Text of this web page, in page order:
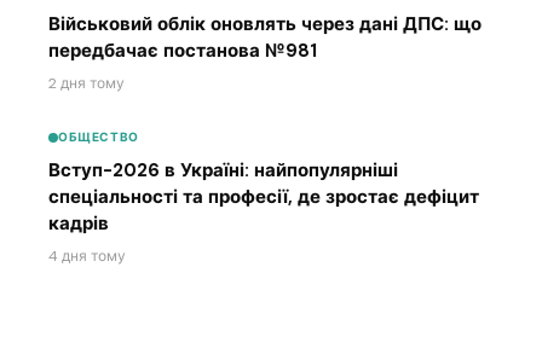
Військовий облік оновлять через дані ДПС: що
передбачає постанова №981
2 дня тому
ОБЩЕСТВО
Вступ-2026 в Україні: найпопулярніші
спеціальності та професії, де зростає дефіцит
кадрів
4 дня тому